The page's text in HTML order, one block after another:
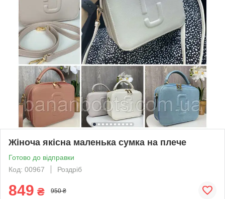
Жіноча якісна маленька сумка на плече
Готово до відправки
Код: 00967
Роздріб
849 ₴ 950 ₴